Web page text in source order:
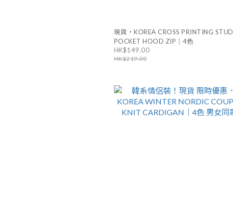
現貨・KOREA CROSS PRINTING STUD
POCKET HOOD ZIP｜4色
HK$149.00
HK$219.00